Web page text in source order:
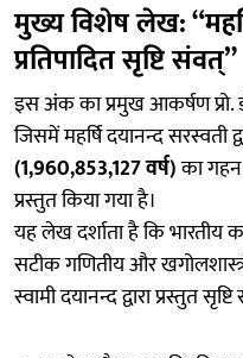
मुख्य विशेष लेख:
प्रतिपादित सृष्टि संवत्”
इस अंक का प्रमुख आकर्षण प्रो.
जिसमें महर्षि दयानन्द सरस्वती
(1,960,853,127 वर्ष)का गहन
प्रस्तुत किया गया है।
यह लेख दर्शाता है कि
सटीक गणितीय और
स्वामी दयानन्द द्वारा प्रस्तुत